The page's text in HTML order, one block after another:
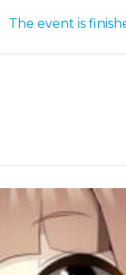
The event is